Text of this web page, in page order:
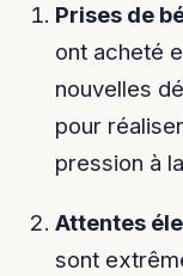
Prises de
ont acheté
nouvelles
pour
pression à
Attentes
sont